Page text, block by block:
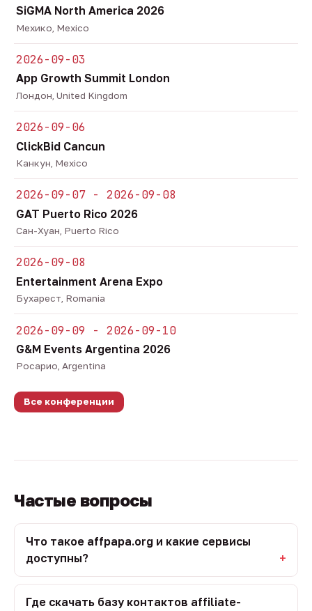
SiGMA North America 2026
Мехико, Mexico
2026-09-03
App Growth Summit London
Лондон, United Kingdom
2026-09-06
ClickBid Cancun
Канкун, Mexico
2026-09-07 - 2026-09-08
GAT Puerto Rico 2026
Сан-Хуан, Puerto Rico
2026-09-08
Entertainment Arena Expo
Бухарест, Romania
2026-09-09 - 2026-09-10
G&M Events Argentina 2026
Росарио, Argentina
Все конференции
Частые вопросы
Что такое affpapa.org и какие сервисы
доступны?
Где скачать базу контактов affiliate-